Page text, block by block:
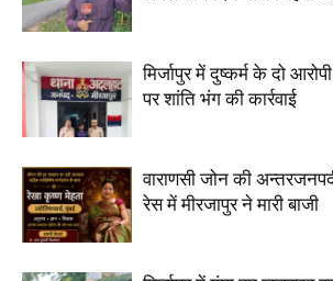
मिर्जापुर में दुष्कर्म के दो
पर शांति भंग की कार्रवाई
वाराणसी जोन की
रेस में मीरजापुर ने मारी बाजी